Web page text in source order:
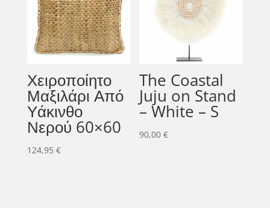
Χειροποίητο
Μαξιλάρι Από
Υάκινθο
Νερού 60×60
124,95 €
The Coastal
Juju on Stand
– White – S
90,00€